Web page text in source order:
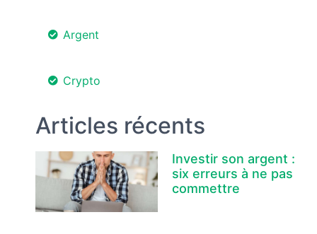
Argent
Crypto
Articles récents
Investir son argent :
six erreurs à ne pas
commettre